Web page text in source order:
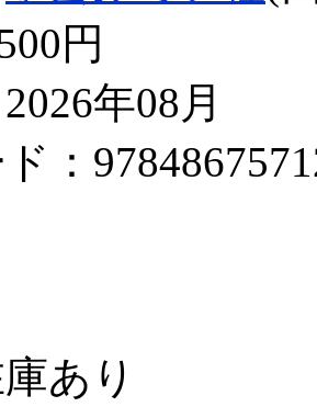
円
年08月
：
あり